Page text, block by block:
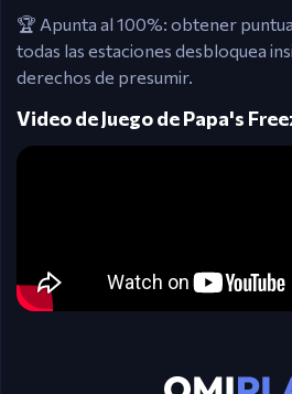
🏆 Apunta al 100%: obtener
todas las estaciones desbloquea
derechos de presumir.
Video de Juego de Papa's